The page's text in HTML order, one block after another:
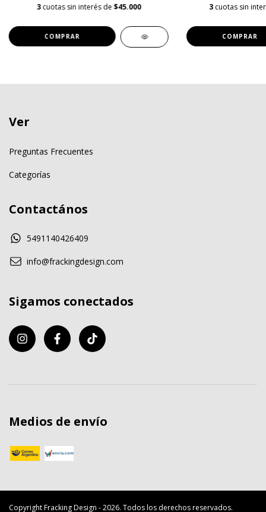
3 cuotas sin interés de$45.000
COMPRAR
3 cuotas sin
COMPRAR
Ver
Preguntas Frecuentes
Categorías
Contactános
5491140426409
info@frackingdesign.com
Sigamos conectados
Medios de envío
Copyright Fracking Design - 2026. Todos los derechos reservados.